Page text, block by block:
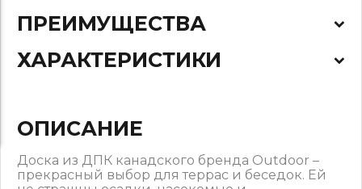
ПРЕИМУЩЕСТВА
ХАРАКТЕРИСТИКИ
ОПИСАНИЕ
Доска из ДПК канадского бренда Outdoor –
прекрасный выбор для террас и беседок. Ей